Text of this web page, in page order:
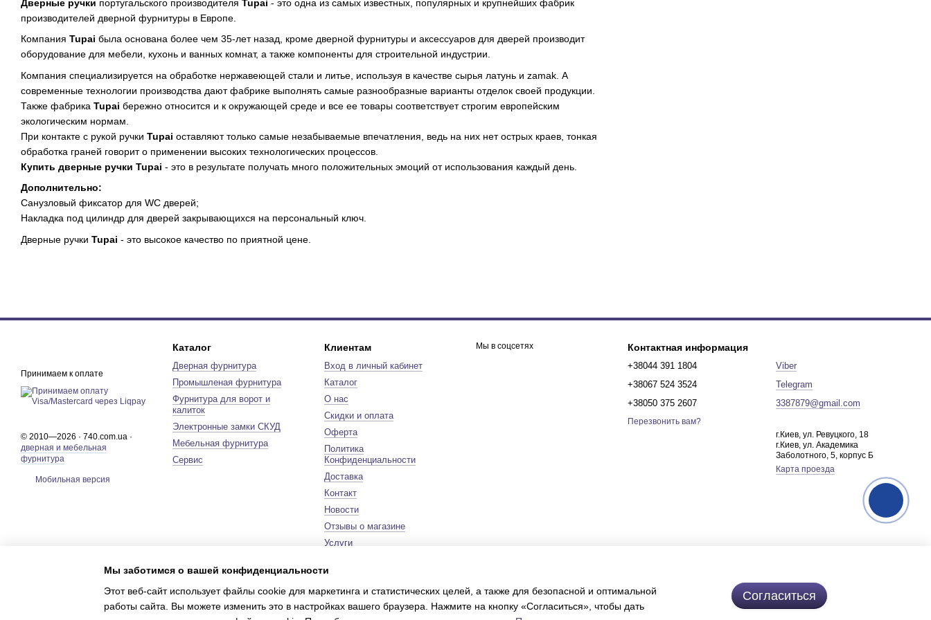
Дверные ручки португальского производителя Tupai - это одна из самых известных, популярных и крупнейших фабрик
производителей дверной фурнитуры в Европе.
Компания Tupai была основана более чем 35-лет назад, кроме дверной фурнитуры и аксессуаров для дверей производит
оборудование для мебели, кухонь и ванных комнат, а также компоненты для строительной индустрии.
Компания специализируется на обработке нержавеющей стали и литье, используя в качестве сырья латунь и zamak. А
современные технологии производства дают фабрике выполнять самые разнообразные варианты отделок своей продукции.
Также фабрика Tupai бережно относится и к окружающей среде и все ее товары соответствует строгим европейским
экологическим нормам.
При контакте с рукой ручки Tupai оставляют только самые незабываемые впечатления, ведь на них нет острых краев, тонкая
обработка граней говорит о применении высоких технологических процессов.
Купить дверные ручки Tupai - это в результате получать много положительных эмоций от использования каждый день.
Дополнительно:
Санузловый фиксатор для WC дверей;
Накладка под цилиндр для дверей закрывающихся на персональный ключ.
Дверные ручки Tupai - это высокое качество по приятной цене.
Принимаем к оплате
© 2010—2026 · 740.com.ua ·
дверная и мебельная
фурнитура
Мобильная версия
Каталог
Дверная фурнитура
Промышленая фурнитура
Фурнитура для ворот и
калиток
Электронные замки СКУД
Мебельная фурнитура
Сервис
Клиентам
Вход в личный кабинет
Каталог
О нас
Скидки и оплата
Оферта
Политика
Конфиденциальности
Доставка
Контакт
Новости
Отзывы о магазине
Услуги
Карта сайта
Сертификаты
Мы в соцсетях
Online store built with Horoshop
Контактная информация
+38044 391 1804
+38067 524 3524
+38050 375 2607
Перезвонить вам?
Viber
Telegram
3387879@gmail.com
г.Киев, ул. Ревуцкого, 18
г.Киев, ул. Академика
Заболотного, 5, корпус Б
Карта проезда
Мы заботимся о вашей конфиденциальности
Этот веб-сайт использует файлы cookie для маркетинга и статистических целей, а также для безопасной и оптимальной
работы сайта. Вы можете изменить это в настройках вашего браузера. Нажмите на кнопку «Согласиться», чтобы дать
Согласиться